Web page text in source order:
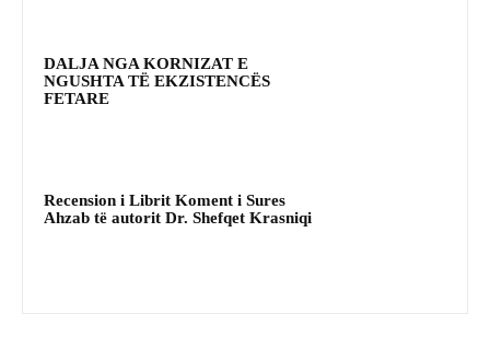
DALJA NGA KORNIZAT E
NGUSHTA TË EKZISTENCËS
FETARE
Recension i Librit Koment i Sures
Ahzab të autorit Dr. Shefqet Krasniqi